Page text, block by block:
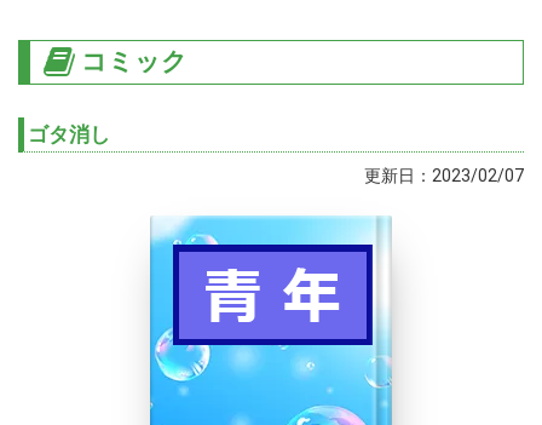
コミック
ゴタ消し
更新日：2023/02/07